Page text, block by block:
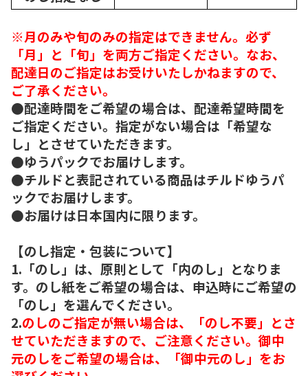
※月のみや旬のみの指定はできません。必ず
「月」と「旬」を両方ご指定ください。なお、
配達日のご指定はお受けいたしかねますので、
ご了承ください。
●配達時間をご希望の場合は、配達希望時間を
ご指定ください。指定がない場合は「希望な
し」とさせていただきます。
●ゆうパックでお届けします。
●チルドと表記されている商品はチルドゆうパ
ックでお届けします。
●お届けは日本国内に限ります。
【のし指定・包装について】
1.「のし」は、原則として「内のし」となりま
す。のし紙をご希望の場合は、申込時にご希望の
「のし」を選んでください。
2.のしのご指定が無い場合は、「のし不要」とさ
せていただきますので、ご注意ください。御中
元のしをご希望の場合は、「御中元のし」をお